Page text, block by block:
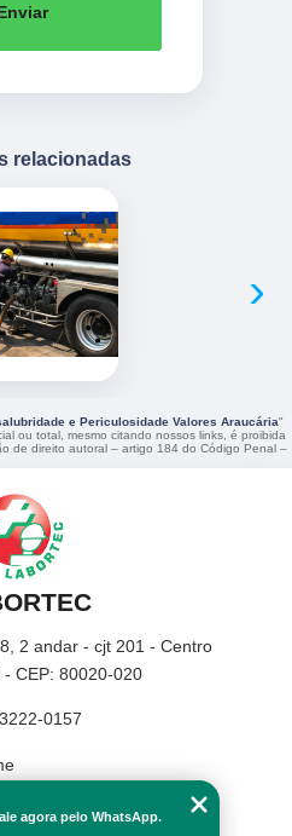
relacionadas
›
e Periculosidade Valores Araucária"
ou total, mesmo citando nossos links, é proibida
de direito autoral – artigo 184 do Código Penal –
2 andar - cjt 201 - Centro
CEP: 80020-020
0157
agora pelo WhatsApp.